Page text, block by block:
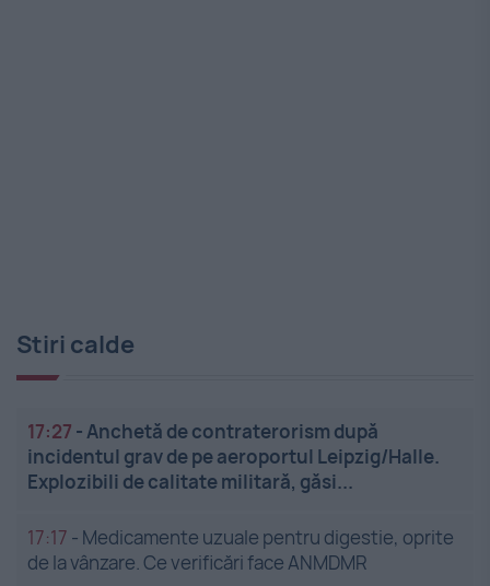
Stiri calde
17:27 -Anchetă de contraterorism după
incidentul grav de pe aeroportul Leipzig/Halle.
Explozibili de calitate militară, găsi...
17:17 - Medicamente uzuale pentru digestie, oprite
de la vânzare. Ce verificări face ANMDMR